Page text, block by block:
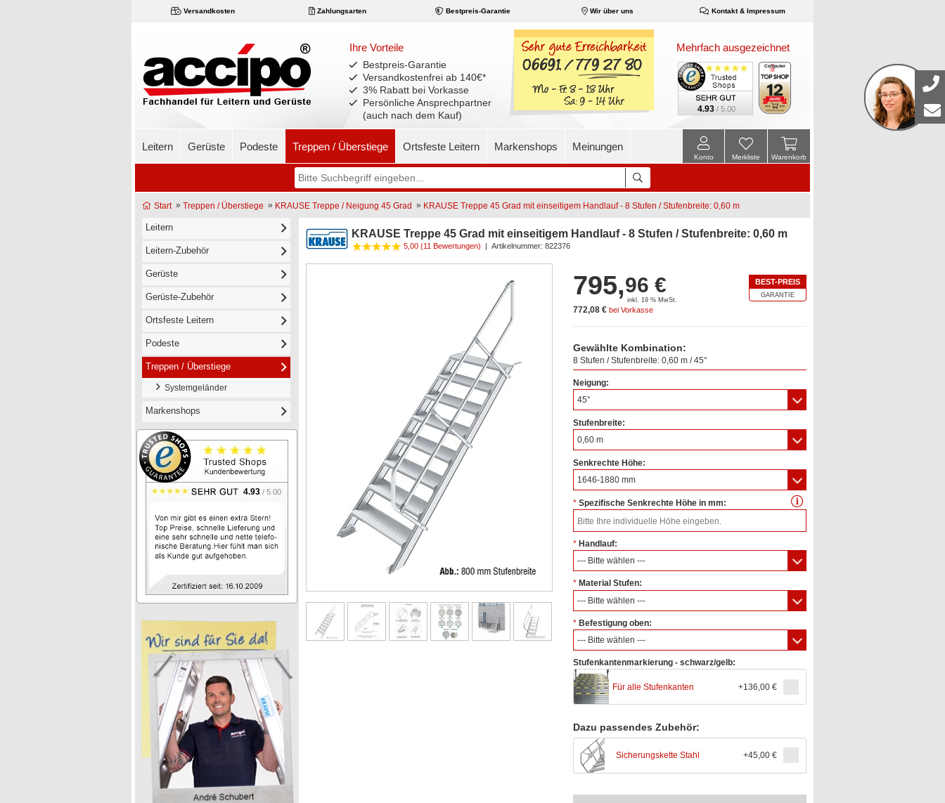
Versandkosten Zahlungsarten Bestpreis-Garantie Wir über uns Kontakt & Impressum
Ihre Vorteile
Bestpreis-Garantie
Versandkostenfrei ab 140€*
3% Rabatt bei Vorkasse
Persönliche Ansprechpartner
(auch nach dem Kauf)
Mehrfach ausgezeichnet
4.93 / 5.00
Leitern Gerüste Podeste Treppen / Überstiege Ortsfeste Leitern Markenshops Meinungen
Warenkorb
Merkliste
Konto
Start» Treppen / Überstiege » KRAUSE Treppe / Neigung 45 Grad » KRAUSE Treppe 45 Grad mit einseitigem Handlauf - 8 Stufen / Stufenbreite: 0,60 m
Leitern
Leitern-Zubehör
Gerüste
Gerüste-Zubehör
Ortsfeste Leitern
Podeste
Treppen / Überstiege
Systemgeländer
Markenshops
4.93 / 5.00
KRAUSE Treppe 45 Grad mit einseitigem Handlauf - 8 Stufen / Stufenbreite: 0,60 m
5,00 (11 Bewertungen) | Artikelnummer: 822376
BEST-PREIS
GARANTIE
795,96 €
inkl. 19 % MwSt.
772,08 € bei Vorkasse
Gewählte Kombination:
8 Stufen / Stufenbreite: 0,60 m / 45°
Neigung:
45°
Stufenbreite:
0,60 m
Senkrechte Höhe:
1646-1880 mm
* Spezifische Senkrechte Höhe in mm:
* Handlauf:
--- Bitte wählen ---
* Material Stufen:
--- Bitte wählen ---
* Befestigung oben:
--- Bitte wählen ---
Stufenkantenmarkierung - schwarz/gelb:
Für alle Stufenkanten +136,00 €
Dazu passendes Zubehör:
Sicherungskette Stahl +45,00 €